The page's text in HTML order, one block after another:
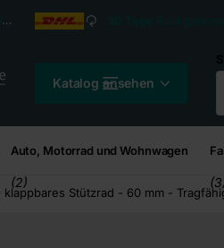
RückgaberechtVersandkosten ab
Katalog ansehen
Auto, Motorrad und Wohnwagen
(2)
klappbares Stützrad - 60 mm -